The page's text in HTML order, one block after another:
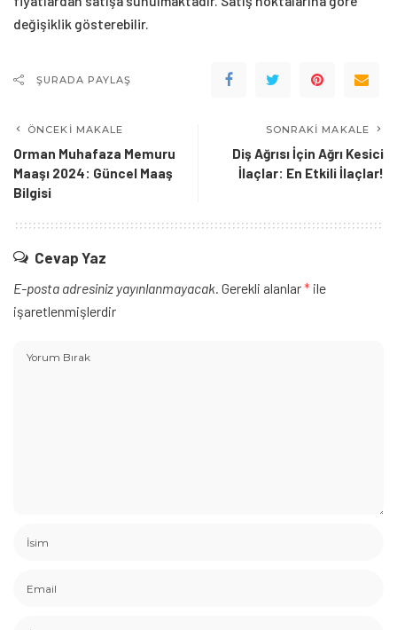
değişiklik gösterebilir.
ŞURADA PAYLAŞ
ÖNCEKI MAKALE
Orman Muhafaza Memuru
Maaşı 2024: Güncel Maaş
Bilgisi
SONRAKI MAKALE
Diş Ağrısı İçin Ağrı Kesici
İlaçlar: En Etkili İlaçlar!
Cevap Yaz
E-posta adresiniz yayınlanmayacak. Gerekli alanlar* ile
işaretlenmişlerdir